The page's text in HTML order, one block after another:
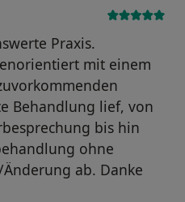
Praxis.
mit einem
Behandlung lief, von
bis hin
ohne
ab. Danke